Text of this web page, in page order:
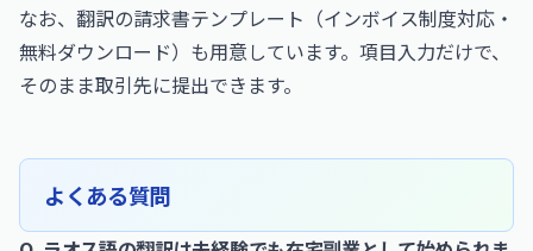
なお、 翻訳の請求書テンプレート（インボイス制度対応・
無料ダウンロード） も用意しています。項目入力だけで、
そのまま取引先に提出できます。
よくある質問